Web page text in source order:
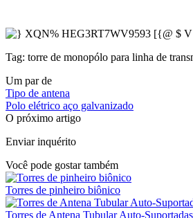
Tag: torre de monopólo para linha de
Um par de
Tipo de antena
Polo elétrico aço galvanizado
O próximo artigo
Enviar inquérito
Você pode gostar também
Torres de pinheiro biônico
Torres de Antena Tubular Auto-Suportadas